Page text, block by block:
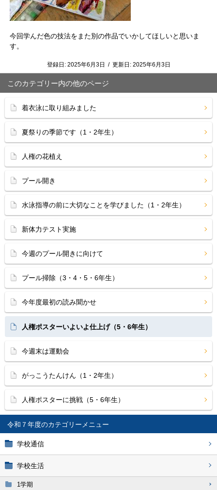
令和７年度
学校通信
学校生活
1学期
今回学んだ色の技法をまた別の作品でいかしてほしいと思いま
す。
登録日: 2025年6月3日 / 更新日: 2025年6月3日
このカテゴリー内の他のページ
着衣泳に取り組みました
夏祭りの季節です（1・2年生）
人権の花植え
プール開き
水泳指導の前に大切なことを学びました（1・2年生）
新体力テスト実施
今週のプール開きに向けて
プール掃除（3・4・5・6年生）
今年度最初の読み聞かせ
人権ポスターいよいよ仕上げ（5・6年生）
今週末は運動会
がっこうたんけん（1・2年生）
人権ポスターに挑戦（5・6年生）